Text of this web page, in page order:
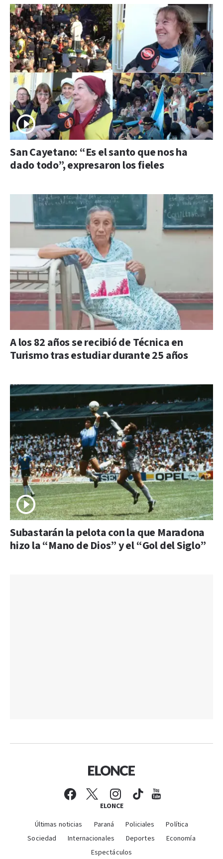
San Cayetano: “Es el santo que nos ha
dado todo”, expresaron los fieles
A los 82 años se recibió de Técnica en
Turismo tras estudiar durante 25 años
Subastarán la pelota con la que Maradona
hizo la “Mano de Dios” y el “Gol del Siglo”
ELONCE
Últimas noticias Paraná Policiales
Política
Sociedad
Internacionales Deportes
Economía
Espectáculos